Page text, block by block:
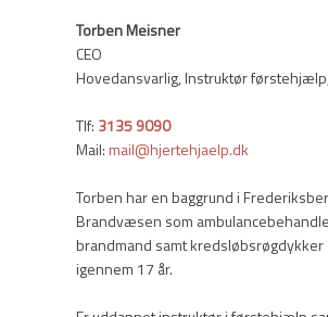
Torben Meisner
CEO
Hovedansvarlig, Instruktør
Tlf: 3135​ 9090
Mail: mail@hjertehjaelp.dk
Torben har en baggrund i
Brandvæsen som
brandmand samt kredsløbsrøgdykker
igennem 17 år.